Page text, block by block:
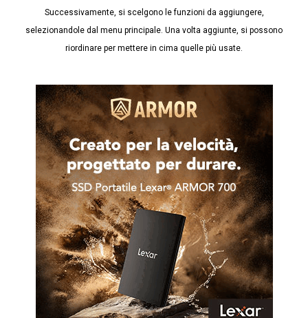
Successivamente, si scelgono le funzioni da aggiungere,
selezionandole dal menu principale. Una volta aggiunte, si possono
riordinare per mettere in cima quelle più usate.